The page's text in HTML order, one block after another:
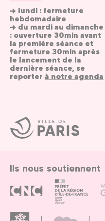
Ville
de
Paris
→ lundi : fermeture
hebdomadaire
→ du mardi au dimanche
: ouverture 30min avant
la première séance et
fermeture 30min après
le lancement de la
dernière séance, se
reporter à notre agenda
Ils nous soutiennent